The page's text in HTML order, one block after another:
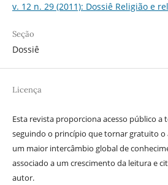
v. 12 n. 29 (2011): Dossiê Religião e
Seção
Dossiê
Licença
Esta revista proporciona acesso público a
seguindo o princípio que tornar gratuito o
um maior intercâmbio global de
associado a um crescimento da leitura e
autor.